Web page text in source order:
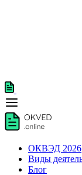
ОКВЭД 2026
Виды
Блог